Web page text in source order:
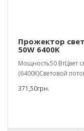
Прожектор
50W 6400K
Мощность50 ВтЦвет
(6400К)Световой
371,50грн.